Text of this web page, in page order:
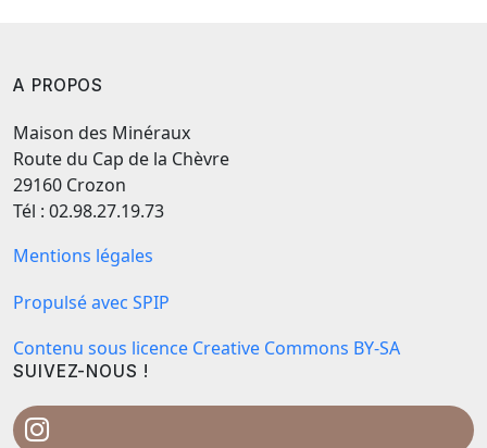
A PROPOS
Maison des Minéraux
Route du Cap de la Chèvre
29160 Crozon
Tél : 02.98.27.19.73
Mentions légales
Propulsé avec SPIP
Contenu sous licence Creative Commons BY-SA
SUIVEZ-NOUS !